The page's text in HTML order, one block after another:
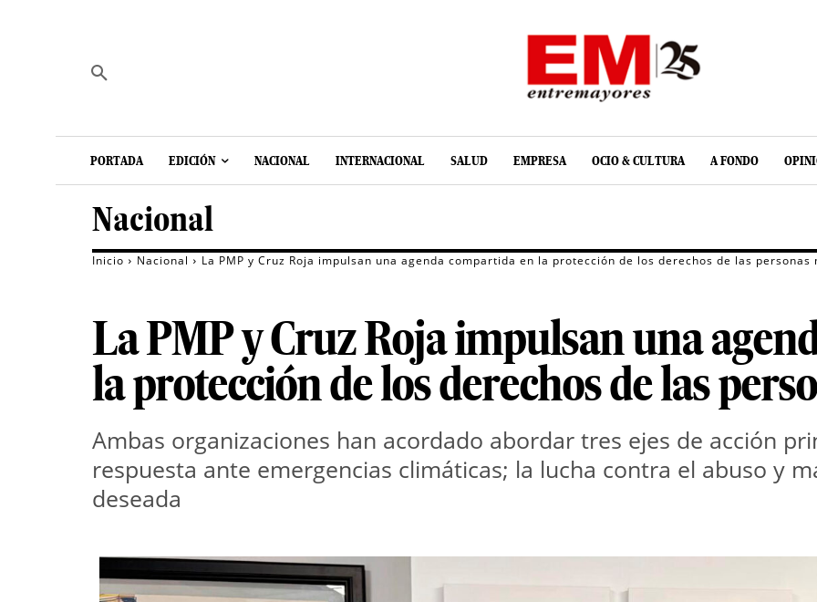
PORTADA EDICIÓN NACIONAL INTERNACIONAL SALUD EMPRESA OCIO & CULTURA A FONDO
Nacional
Inicio Nacional La PMP y Cruz Roja impulsan una agenda compartida en la protección de los derechos de las personas
La PMP y Cruz Roja impulsan una
la protección de los derechos de las
Ambas organizaciones han acordado abordar tres ejes de acción
respuesta ante emergencias climáticas; la lucha contra el abuso y
deseada